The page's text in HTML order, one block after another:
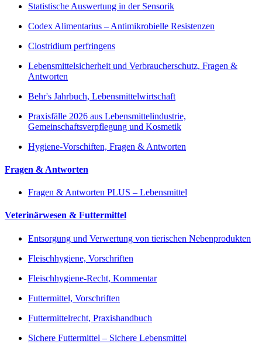
Statistische Auswertung in der Sensorik
Codex Alimentarius – Antimikrobielle Resistenzen
Clostridium perfringens
Lebensmittelsicherheit und Verbraucherschutz, Fragen &
Antworten
Behr's Jahrbuch, Lebensmittelwirtschaft
Praxisfälle 2026 aus Lebensmittelindustrie,
Gemeinschaftsverpflegung und Kosmetik
Hygiene-Vorschiften, Fragen & Antworten
Fragen & Antworten
Fragen & Antworten PLUS – Lebensmittel
Veterinärwesen & Futtermittel
Entsorgung und Verwertung von tierischen Nebenprodukten
Fleischhygiene, Vorschriften
Fleischhygiene-Recht, Kommentar
Futtermittel, Vorschriften
Futtermittelrecht, Praxishandbuch
Sichere Futtermittel – Sichere Lebensmittel